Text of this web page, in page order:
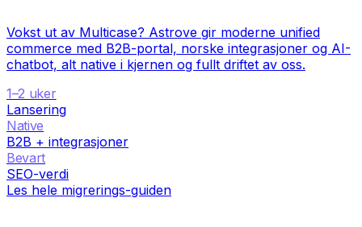
Vokst ut av Multicase? Astrove gir moderne unified
commerce med B2B-portal, norske integrasjoner og AI-
chatbot, alt native i kjernen og fullt driftet av oss.
1–2 uker
Lansering
Native
B2B + integrasjoner
Bevart
SEO-verdi
Les hele migrerings-guiden